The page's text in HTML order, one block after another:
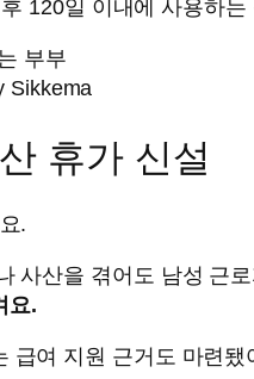
120일 이내에 사용하
Sikkema
휴가 신설
.
사산을 겪어도 남성 근
요.
급여 지원 근거도 마련